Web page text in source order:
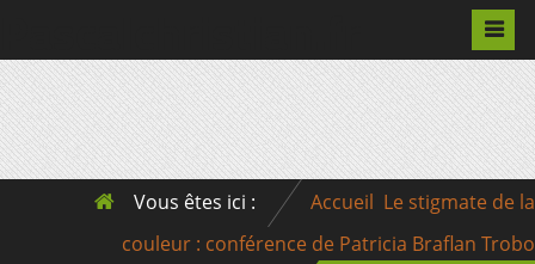
Vous êtes ici : Accueil Le stigmate de la
couleur : conférence de Patricia Braflan Trobo